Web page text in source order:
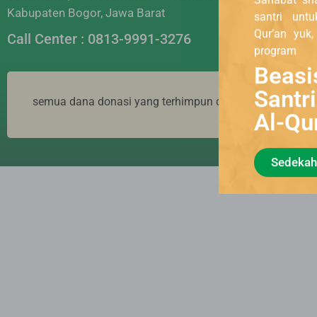
Kabupaten Bogor, Jawa Barat
Call Center : 0813-9991-3276
BNI
BCA
semua dana donasi yang terhimpun di yayasan huda
santri
Qur’an
program
Al-